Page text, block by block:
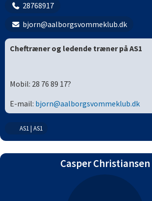
28768917
bjorn@aalborgsvommeklub.dk
Cheftræner og ledende træner på AS1
Mobil: 28 76 89 17?
E-mail: bjorn@aalborgsvommeklub.dk
AS1 | AS1
Casper Christiansen